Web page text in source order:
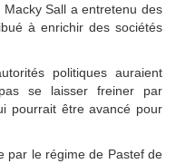
Sall a entretenu des
à enrichir des sociétés
politiques auraient
se laisser freiner par
pourrait être avancé pour
par le régime de Pastef de